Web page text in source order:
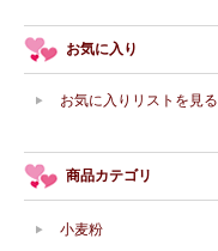
お気に入り
お気に入りリストを見る
商品カテゴリ
小麦粉